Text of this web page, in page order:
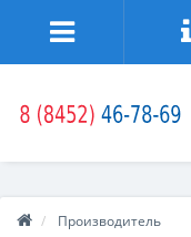
Производитель